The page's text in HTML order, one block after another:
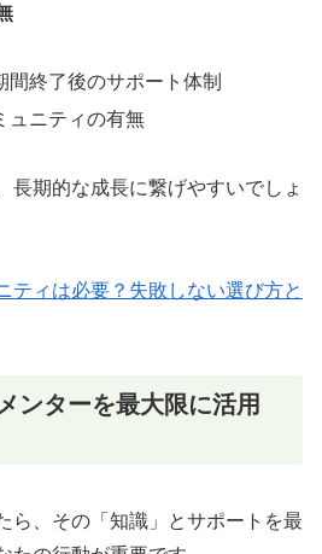
間終了後のサポート体制
ュニティの有無
長期的な成長に繋げやすいでしょ
ティは必要？失敗しない選び方と
ンターを最大限に活用
ら、その「知識」とサポートを最